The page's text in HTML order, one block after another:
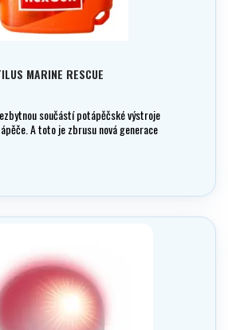
MARINE RESCUE
součástí potápěčské výstroje
A toto je zbrusu nová generace